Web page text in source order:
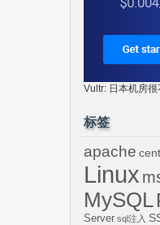
Vultr: 日本机房很
标签
apache
Linux
MySQL
Server sql注入